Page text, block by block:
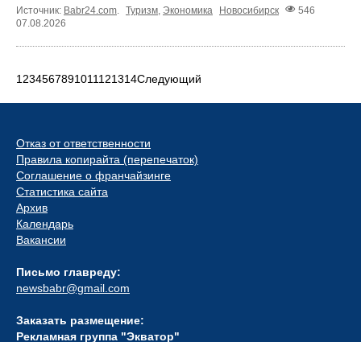
Источник: Babr24.com Туризм Экономика Новосибирск
546
07.08.2026
1 234567891011121314Следующий
Отказ от ответственности
Правила копирайта (перепечаток)
Соглашение о франчайзинге
Статистика сайта
Архив
Календарь
Вакансии
Письмо главреду:
newsbabr@gmail.com
Заказать размещение:
Рекламная группа "Экватор"